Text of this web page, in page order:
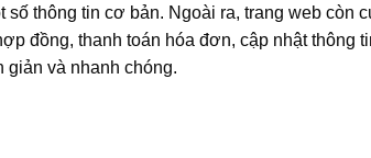
thông tin cơ bản. Ngoài ra, trang web còn
đồng, thanh toán hóa đơn, cập nhật thông
giản và nhanh chóng.